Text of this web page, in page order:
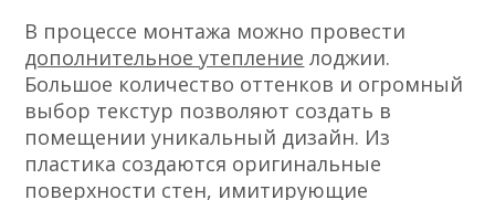
В процессе монтажа можно провести
дополнительное утепление лоджии.
Большое количество оттенков и огромный
выбор текстур позволяют создать в
помещении уникальный дизайн. Из
пластика создаются оригинальные
поверхности стен, имитирующие